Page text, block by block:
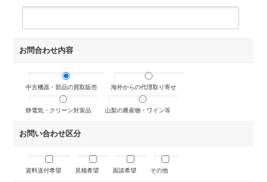
お問合わせ内容
中古機器・部品の買取販売 海外からの代理取り寄せ
静電気・クリーン対策品 山梨の農産物・ワイン等
お問い合わせ区分
資料送付希望 見積希望 面談希望 その他